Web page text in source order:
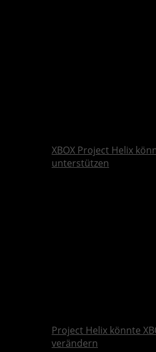
XBOX Project Helix
unterstützen
Project Helix könnte
verändern